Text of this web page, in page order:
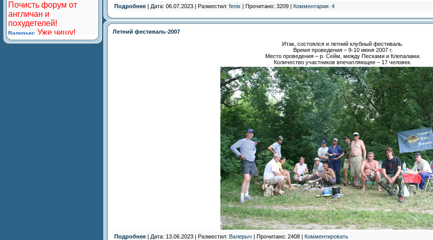
Подробнее | Дата: 06.07.2023 | Разместил: fenix | Прочитано: 3209 | Комментарии: 4
Летний фестиваль-2007
Итак, состоялся и летний клубный фестиваль.
Время проведения – 9-10 июня 2007 г.
Место проведения – р. Сейм, между Песками и Клепалами.
Количество участников впечатляющее – 17 человек.
Подробнее | Дата: 13.06.2023 | Разместил: Валерыч | Прочитано: 2408 | Комментировать